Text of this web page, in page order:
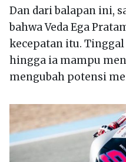
Dan dari balapan ini,
bahwa Veda Ega
kecepatan itu.
hingga ia mampu
mengubah potensi